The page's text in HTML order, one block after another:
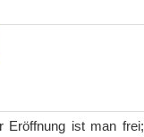
Eröffnung ist man frei;